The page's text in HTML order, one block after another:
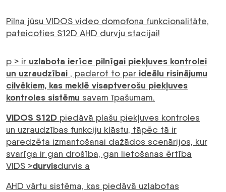
Pilna jūsu VIDOS video domofona funkcionalitāte,
pateicoties S12D AHD durvju stacijai!
p > ir uzlabota ierīce pilnīgai piekļuves kontrolei
un uzraudzībai , padarot to par ideālu risinājumu
cilvēkiem, kas meklē visaptverošu piekļuves
kontroles sistēmu savam īpašumam.
VIDOS S12D piedāvā plašu piekļuves kontroles
un uzraudzības funkciju klāstu, tāpēc tā ir
paredzēta izmantošanai dažādos scenārijos, kur
svarīga ir gan drošība, gan lietošanas ērtība
VIDS >durvisdurvis a
AHD vārtu sistēma, kas piedāvā uzlabotas